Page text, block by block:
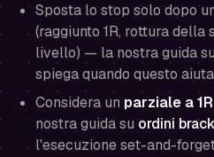
Sposta lo stop solo dopo
(raggiunto 1R, rottura
livello) — la nostra guida
spiega quando questo
Considera un parziale a 1R
nostra guida su ordini
l'esecuzione set-and-